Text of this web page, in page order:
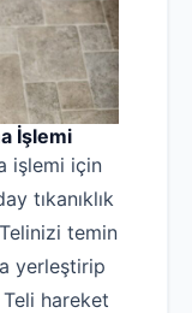
İşlemi
işlemi için
tıkanıklık
temin
yerleştirip
hareket